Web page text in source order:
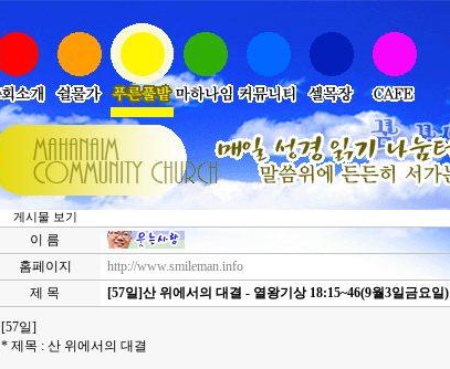
게시물 보기
이 름
홈페이지
http://www.smileman.info
제 목
[57일]산 위에서의 대결 - 열왕기상 18:15~46(9월3일금요일)
[57일]
* 제목 : 산 위에서의 대결